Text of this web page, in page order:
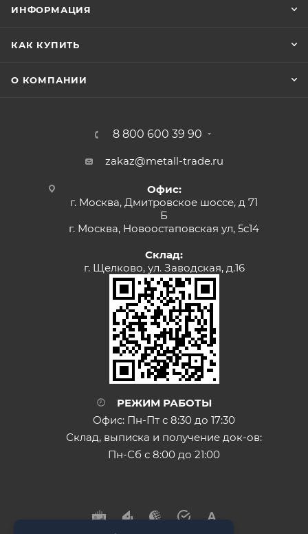
ИНФОРМАЦИЯ
КАК КУПИТЬ
О КОМПАНИИ
8 800 600 39 90
zakaz@metall-trade.ru
Офис:
г. Москва, Дмитровское шоссе, д 71
Б
г. Москва, Новоостаповская ул, 5с14
Склад:
г. Щелково, ул. Заводская, д.16
РЕЖИМ РАБОТЫ
Офис: Пн-Пт с 8:30 до 17:30
Склад, выписка и получение док-ов:
Пн-Сб с 8:00 до 21:00